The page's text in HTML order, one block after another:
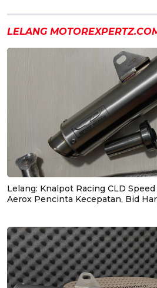
LELANG
Lelang: Knalpot Racing CLD
Aerox Pencinta Kecepatan, Bid